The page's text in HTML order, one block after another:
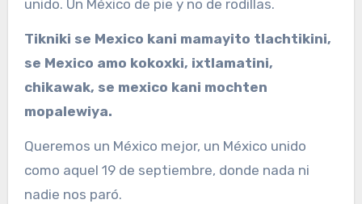
unido. Un México de pie y no de rodillas.
Tikniki se Mexico kani mamayito tlachtikini,
se Mexico amo kokoxki, ixtlamatini,
chikawak, se mexico kani mochten
mopalewiya.
Queremos un México mejor, un México unido
como aquel 19 de septiembre, donde nada ni
nadie nos paró.